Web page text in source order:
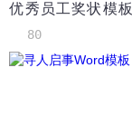
优秀员工奖状模板
80